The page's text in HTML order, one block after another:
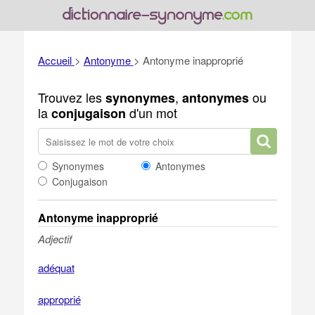
Accueil > Antonyme > Antonyme inapproprié
Trouvez lessynonymes, antonymesou
laconjugaison d'un mot
Synonymes
Antonymes
Conjugaison
Antonyme inapproprié
Adjectif
adéquat
approprié